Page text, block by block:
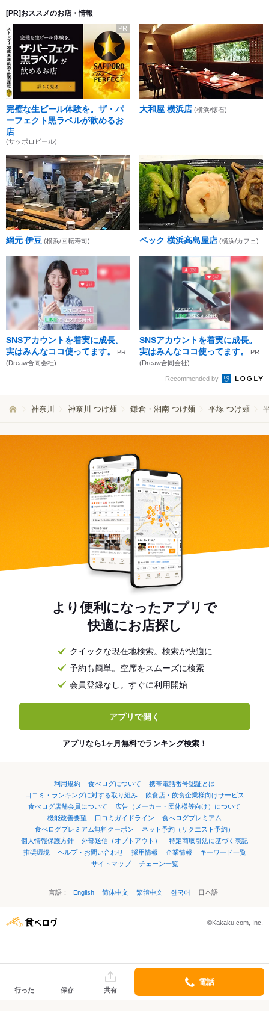
[PR]おススメのお店・情報
PR
完璧な生ビール体験を。ザ・パ
ーフェクト黒ラベルが飲めるお
店
(サッポロビール)
大和屋 横浜店 (横浜/懐石)
網元 伊豆 (横浜/回転寿司) ペック 横浜高島屋店 (横浜/カフェ)
SNSアカウントを着実に成長。
実はみんなココ使ってます。
PR
(Dreaw合同会社)
SNSアカウントを着実に成長。
実はみんなココ使ってます。
PR
(Dreaw合同会社)
Recommended by
神奈川 神奈川 つけ麺 鎌倉・湘南 つけ麺 平塚 つけ麺
より便利になったアプリで
快適にお店探し
クイックな現在地検索。検索が快適に
予約も簡単。空席をスムーズに検索
会員登録なし。すぐに利用開始
アプリで開く
アプリなら1ヶ月無料でランキング検索！
利用規約 食べログについて
携帯電話番号認証とは
口コミ・ランキングに対する取り組み
飲食店・飲食企業様向けサービス
食べログ店舗会員について
広告（メーカー・団体様等向け）について
機能改善要望
口コミガイドライン
食べログプレミアム
食べログプレミアム無料クーポン
ネット予約（リクエスト予約）
個人情報保護方針
外部送信（オプトアウト）
特定商取引法に基づく表記
推奨環境
ヘルプ・お問い合わせ 採用情報 企業情報
キーワード一覧
サイトマップ
チェーン一覧
言語： English 简体中文 繁體中文 한국어 日本語
©Kakaku.com, Inc.
行った 保存 共有
電話